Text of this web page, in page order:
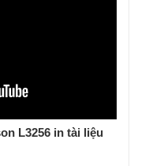
L3256 in tài liệu